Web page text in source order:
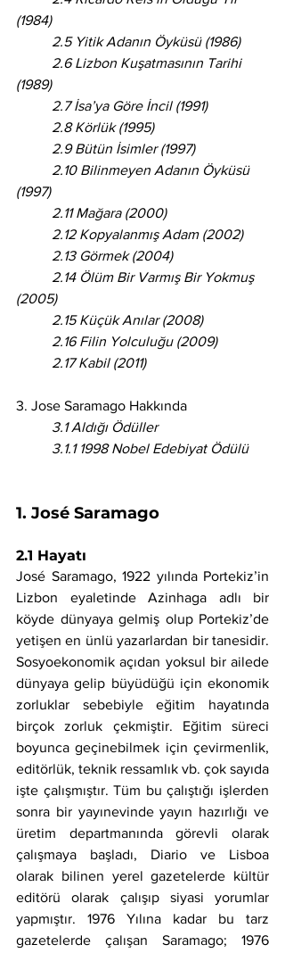
(1984)
	2.5 Yitik Adanın Öyküsü (1986)
(1989)
	2.7 İsa’ya Göre İncil (1991)
	2.8 Körlük (1995)
	2.9 Bütün İsimler (1997)
(1997)
	2.11 Mağara (2000)
	2.12 Kopyalanmış Adam (2002)
	2.13 Görmek (2004)
(2005)
	2.15 Küçük Anılar (2008)
	2.16 Filin Yolculuğu (2009)
	2.17 Kabil (2011)
3. Jose Saramago Hakkında
	3.1 Aldığı Ödüller
	3.1.1 1998 Nobel Edebiyat Ödülü
1. José Saramago
2.1 Hayatı
José Saramago, 1922 yılında Portekiz’in
Lizbon eyaletinde Azinhaga adlı bir
köyde dünyaya gelmiş olup Portekiz’de
yetişen en ünlü yazarlardan bir tanesidir.
Sosyoekonomik açıdan yoksul bir ailede
dünyaya gelip büyüdüğü için ekonomik
zorluklar sebebiyle eğitim hayatında
birçok zorluk çekmiştir. Eğitim süreci
boyunca geçinebilmek için çevirmenlik,
editörlük, teknik ressamlık vb. çok sayıda
işte çalışmıştır. Tüm bu çalıştığı işlerden
sonra bir yayınevinde yayın hazırlığı ve
üretim departmanında görevli olarak
çalışmaya başladı, Diario ve Lisboa
olarak bilinen yerel gazetelerde kültür
editörü olarak çalışıp siyasi yorumlar
yapmıştır. 1976 Yılına kadar bu tarz
gazetelerde çalışan Saramago; 1976